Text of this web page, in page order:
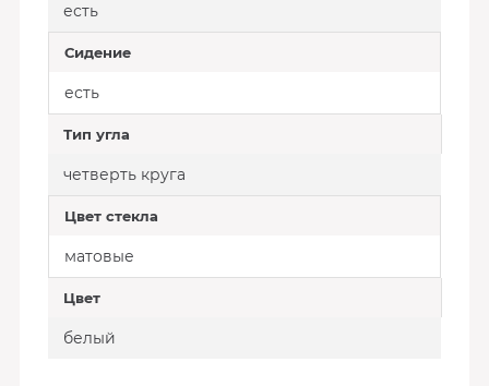
есть
Сидение
есть
Тип угла
четверть круга
Цвет стекла
матовые
Цвет
белый